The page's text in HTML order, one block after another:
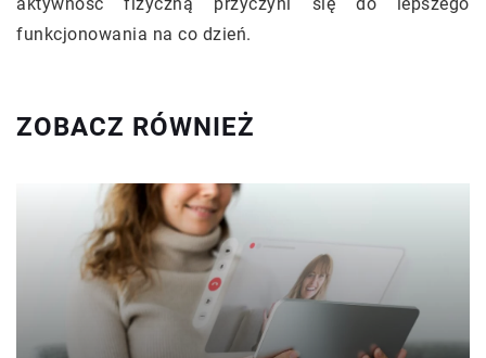
aktywność fizyczną przyczyni się do lepszego
funkcjonowania na co dzień.
ZOBACZ RÓWNIEŻ